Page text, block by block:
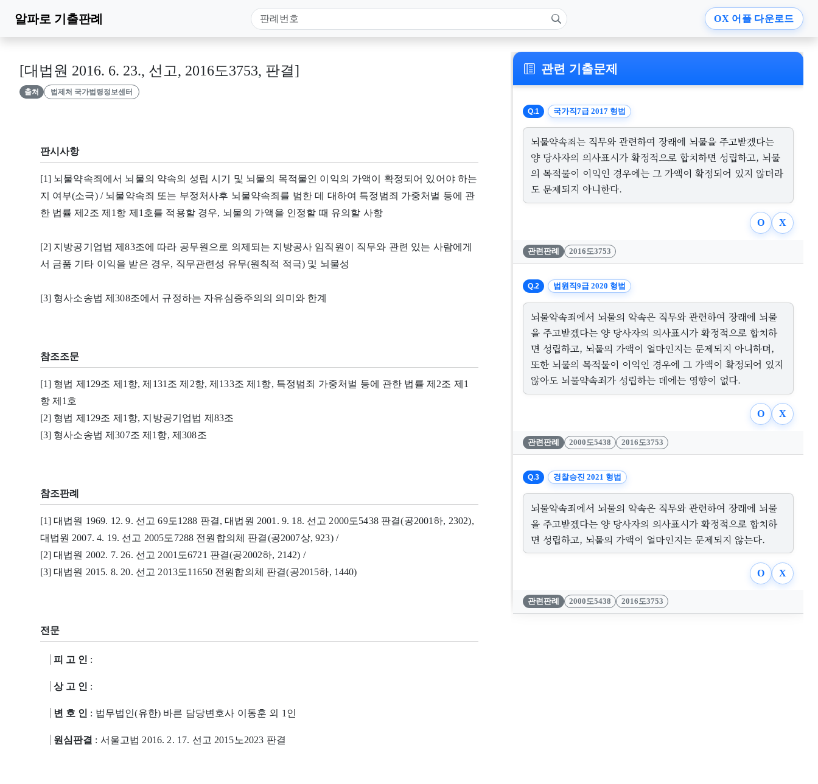
알파로 기출판례 OX 어플 다운로드
[대법원 2016. 6. 23., 선고, 2016도3753, 판결]
출처 법제처 국가법령정보센터
판시사항
[1] 뇌물약속죄에서 뇌물의 약속의 성립 시기 및 뇌물의 목적물인 이익의 가액이 확정되어 있어야 하는
지 여부(소극) / 뇌물약속죄 또는 부정처사후 뇌물약속죄를 범한 데 대하여 특정범죄 가중처벌 등에 관
한 법률 제2조 제1항 제1호를 적용할 경우, 뇌물의 가액을 인정할 때 유의할 사항
[2] 지방공기업법 제83조에 따라 공무원으로 의제되는 지방공사 임직원이 직무와 관련 있는 사람에게
서 금품 기타 이익을 받은 경우, 직무관련성 유무(원칙적 적극) 및 뇌물성
[3] 형사소송법 제308조에서 규정하는 자유심증주의의 의미와 한계
참조조문
[1] 형법 제129조 제1항, 제131조 제2항, 제133조 제1항, 특정범죄 가중처벌 등에 관한 법률 제2조 제1
항 제1호
[2] 형법 제129조 제1항, 지방공기업법 제83조
[3] 형사소송법 제307조 제1항, 제308조
참조판례
[1] 대법원 1969. 12. 9. 선고 69도1288 판결, 대법원 2001. 9. 18. 선고 2000도5438 판결(공2001하, 2302),
대법원 2007. 4. 19. 선고 2005도7288 전원합의체 판결(공2007상, 923) /
[2] 대법원 2002. 7. 26. 선고 2001도6721 판결(공2002하, 2142) /
[3] 대법원 2015. 8. 20. 선고 2013도11650 전원합의체 판결(공2015하, 1440)
전문
피 고 인 :
상 고 인 :
변 호 인 : 법무법인(유한) 바른 담당변호사 이동훈 외 1인
원심판결 : 서울고법 2016. 2. 17. 선고 2015노2023 판결
관련 기출문제
Q.1 국가직7급 2017 형법
뇌물약속죄는 직무와 관련하여 장래에 뇌물을 주고받겠다는
양 당사자의 의사표시가 확정적으로 합치하면 성립하고, 뇌물
의 목적물이 이익인 경우에는 그 가액이 확정되어 있지 않더라
도 문제되지 아니한다.
O X
관련판례 2016도3753
Q.2 법원직9급 2020 형법
뇌물약속죄에서 뇌물의 약속은 직무와 관련하여 장래에 뇌물
을 주고받겠다는 양 당사자의 의사표시가 확정적으로 합치하
면 성립하고, 뇌물의 가액이 얼마인지는 문제되지 아니하며,
또한 뇌물의 목적물이 이익인 경우에 그 가액이 확정되어 있지
않아도 뇌물약속죄가 성립하는 데에는 영향이 없다.
O X
관련판례 2000도5438 2016도3753
Q.3 경찰승진 2021 형법
뇌물약속죄에서 뇌물의 약속은 직무와 관련하여 장래에 뇌물
을 주고받겠다는 양 당사자의 의사표시가 확정적으로 합치하
면 성립하고, 뇌물의 가액이 얼마인지는 문제되지 않는다.
O X
관련판례 2000도5438 2016도3753